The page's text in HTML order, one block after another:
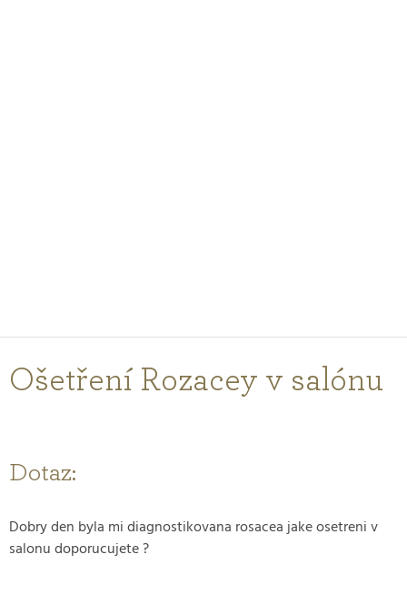
Ošetření Rozacey v salónu
Dotaz:
Dobry den byla mi diagnostikovana rosacea jake osetreni v
salonu doporucujete ?